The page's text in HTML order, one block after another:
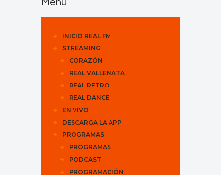
Menu
INICIO REAL FM
STREAMING
CORAZÓN
REAL VALLENATA
REAL RETRO
REAL DANCE
EN VIVO
DESCARGA LA APP
PROGRAMAS
PROGRAMAS
PODCAST
PROGRAMACIÓN